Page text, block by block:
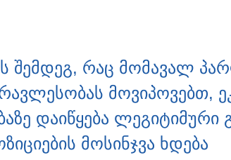
შემდეგ, რაც მომავალ
მოვიპოვებთ,
დაიწყება ლეგიტიმური
მოსინჯვა ხდება